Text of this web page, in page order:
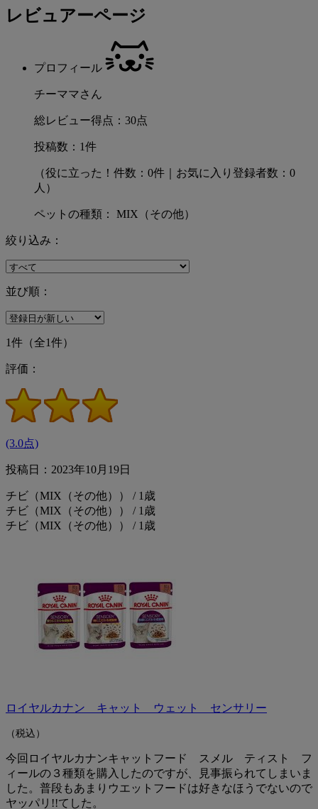
レビュアーページ
プロフィール
チーママさん
総レビュー得点：30点
投稿数：1件
（役に立った！件数：0件｜お気に入り登録者数：0
人）
ペットの種類： MIX（その他）
絞り込み：
並び順：
1件 （全1件）
評価：
(3.0点)
投稿日：2023年10月19日
チビ（MIX（その他）） / 1歳
チビ（MIX（その他）） / 1歳
チビ（MIX（その他）） / 1歳
ロイヤルカナン キャット ウェット センサリー
（税込）
今回ロイヤルカナンキャットフード スメル ティスト フ
ィールの３種類を購入したのですが、見事振られてしまいま
した。普段もあまりウエットフードは好きなほうでないので
ヤッパリ!!てした。